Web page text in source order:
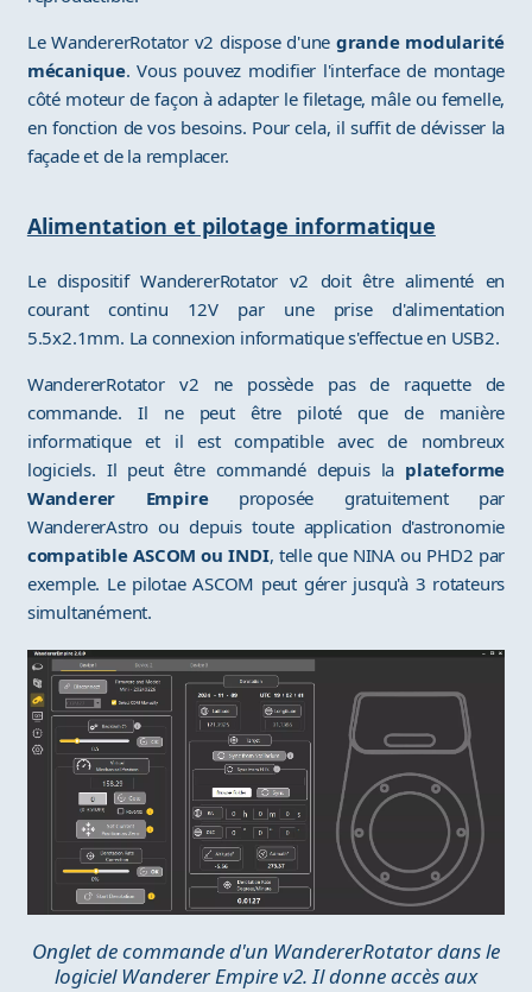
Le WandererRotator v2 dispose d'une grande modularité
mécanique. Vous pouvez modifier l'interface de montage
côté moteur de façon à adapter le filetage, mâle ou femelle,
en fonction de vos besoins. Pour cela, il suffit de dévisser la
façade et de la remplacer.
Alimentation et pilotage informatique
Le dispositif WandererRotator v2 doit être alimenté en
courant continu 12V par une prise d'alimentation
5.5x2.1mm. La connexion informatique s'effectue en USB2.
WandererRotator v2 ne possède pas de raquette de
commande. Il ne peut être piloté que de manière
informatique et il est compatible avec de nombreux
logiciels. Il peut être commandé depuis la plateforme
Wanderer Empireproposée gratuitement par
WandererAstro ou depuis toute application d'astronomie
compatible ASCOM ou INDI, telle que NINA ou PHD2 par
exemple. Le pilotae ASCOM peut gérer jusqu'à 3 rotateurs
simultanément.
Onglet de commande d'un WandererRotator dans le
logiciel Wanderer Empire v2. Il donne accès aux